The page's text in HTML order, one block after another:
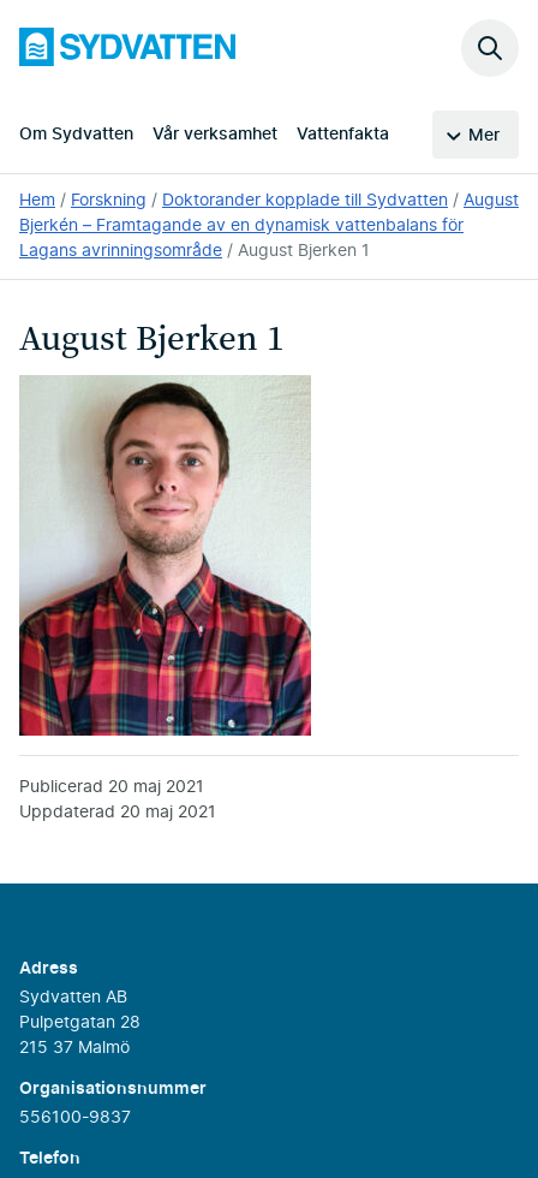
huvudinnehållet
Sydvatten
Om Sydvatten Vår verksamhet Vattenfakta Mer
Sök
Du
är
här:
Hem Forskning Doktorander kopplade till Sydvatten
August
Bjerkén – Framtagande av en dynamisk vattenbalans för
Lagans avrinningsområde
August Bjerken 1
August Bjerken 1
Publicerad 20 maj 2021
Uppdaterad 20 maj 2021
Adress
Sydvatten AB
Pulpetgatan 28
215 37 Malmö
Organisationsnummer
556100-9837
Telefon